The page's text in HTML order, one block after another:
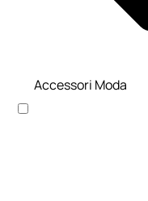
Accessori Moda